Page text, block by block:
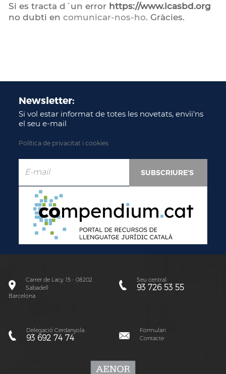
Si es tracta d´un error https://www.icasbd.org
no dubti en comunicar-nos-ho. Gràcies.
Newsletter:
Si vol estar informat de totes les novetats, envïi'ns
el seu e-mail
Política de privacitat i cookies
Carrer de Lacy, 15 - 08202
Sabadell
Barcelona
Seu central:
93 726 53 55
Delegació Cerdanyola:
93 692 74 74
Formulari
Contacte